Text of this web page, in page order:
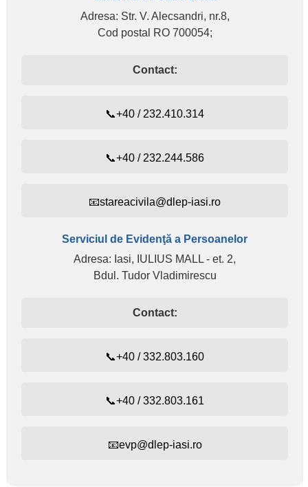
Adresa: Str. V. Alecsandri, nr.8,
Cod postal RO 700054;
Contact:
📞+40 / 232.410.314
📞+40 / 232.244.586
📧stareacivila@dlep-iasi.ro
Serviciul de Evidenţă a Persoanelor
Adresa: Iasi, IULIUS MALL - et. 2,
Bdul. Tudor Vladimirescu
Contact:
📞+40 / 332.803.160
📞+40 / 332.803.161
📧evp@dlep-iasi.ro